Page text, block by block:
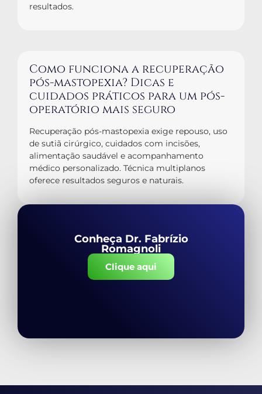
resultados.
Como funciona a recuperação
pós-mastopexia? Dicas e
cuidados práticos para um pós-
operatório mais seguro
Recuperação pós-mastopexia exige repouso, uso
de sutiã cirúrgico, cuidados com incisões,
alimentação saudável e acompanhamento
médico personalizado. Técnica multiplanos
oferece resultados seguros e naturais.
Conheça Dr. Fabrízio
Romagnoli
Clique aqui